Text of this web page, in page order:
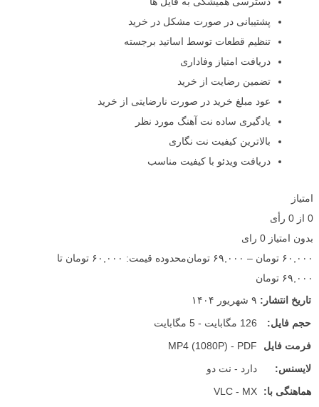
پشتیبانی در صورت مشکل در خرید
تنظیم قطعات توسط اساتید برجسته
دریافت امتیاز وفاداری
تضمین رضایت از خرید
عود مبلغ خرید در صورت نارضایتی از خرید
یادگیری ساده نت آهنگ مورد نظر
بالاترین کیفیت نت نگاری
دریافت ویدئو با کیفیت مناسب
امتیاز
0 از 0 رأی
بدون امتیاز 0 رای
۶۰,۰۰۰ تومان – ۶۹,۰۰۰ تومان
محدوده قیمت: ۶۰,۰۰۰ تومان تا
۶۹,۰۰۰ تومان
تاریخ انتشار: ۹ شهریور ۱۴۰۴
حجم فایل:
126 مگابایت - 5 مگابایت
فرمت فایل
MP4 (1080P) - PDF
لایسنس:
دارد - نت دو
هماهنگی با:
VLC - MX